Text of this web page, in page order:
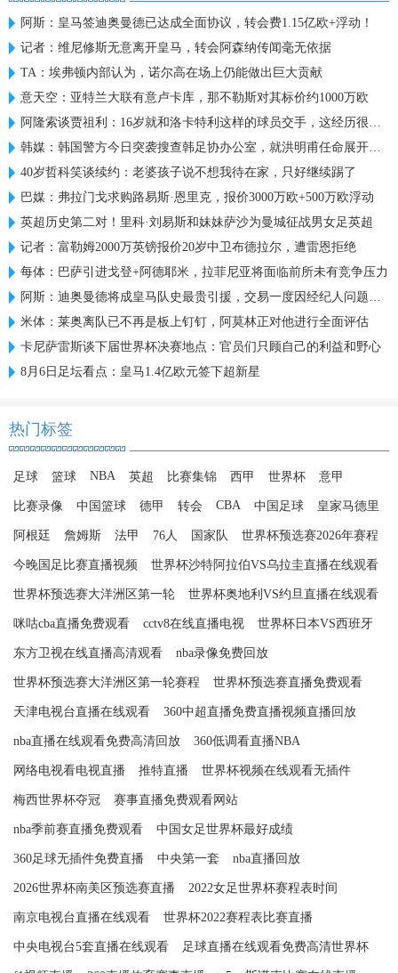
阿斯：皇马签迪奥曼德已达成全面协议，转会费1.15亿欧+浮动！
记者：维尼修斯无意离开皇马，转会阿森纳传闻毫无依据
TA：埃弗顿内部认为，诺尔高在场上仍能做出巨大贡献
意天空：亚特兰大联有意卢卡库，那不勒斯对其标价约1000万欧
阿隆索谈贾祖利：16岁就和洛卡特利这样的球员交手，这经历很宝贵
韩媒：韩国警方今日突袭搜查韩足协办公室，就洪明甫任命展开调查
40岁哲科笑谈续约：老婆孩子说不想我待在家，只好继续踢了
巴媒：弗拉门戈求购路易斯·恩里克，报价3000万欧+500万欧浮动
英超历史第二对！里科·刘易斯和妹妹萨沙为曼城征战男女足英超
记者：富勒姆2000万英镑报价20岁中卫布德拉尔，遭雷恩拒绝
每体：巴萨引进戈登+阿德耶米，拉菲尼亚将面临前所未有竞争压力
阿斯：迪奥曼德将成皇马队史最贵引援，交易一度因经纪人问题停滞
米体：莱奥离队已不再是板上钉钉，阿莫林正对他进行全面评估
卡尼萨雷斯谈下届世界杯决赛地点：官员们只顾自己的利益和野心
8月6日足坛看点：皇马1.4亿欧元签下超新星
热门标签
足球 篮球 NBA 英超 比赛集锦 西甲 世界杯 意甲
比赛录像 中国篮球 德甲 转会 CBA 中国足球 皇家马德里
阿根廷 詹姆斯 法甲 76人 国家队 世界杯预选赛2026年赛程
今晚国足比赛直播视频 世界杯沙特阿拉伯VS乌拉圭直播在线观看
世界杯预选赛大洋洲区第一轮 世界杯奥地利VS约旦直播在线观看
咪咕cba直播免费观看 cctv8在线直播电视 世界杯日本VS西班牙
东方卫视在线直播高清观看 nba录像免费回放
世界杯预选赛大洋洲区第一轮赛程 世界杯预选赛直播免费观看
天津电视台直播在线观看 360中超直播免费直播视频直播回放
nba直播在线观看免费高清回放 360低调看直播NBA
网络电视看电视直播 推特直播 世界杯视频在线观看无插件
梅西世界杯夺冠 赛事直播免费观看网站
nba季前赛直播免费观看 中国女足世界杯最好成绩
360足球无插件免费直播 中央第一套 nba直播回放
2026世界杯南美区预选赛直播 2022女足世界杯赛程表时间
南京电视台直播在线观看 世界杯2022赛程表比赛直播
中央电视台5套直播在线观看 足球直播在线观看免费高清世界杯